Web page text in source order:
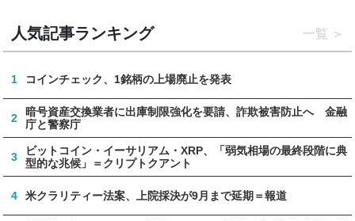
人気記事ランキング 一覧
1 コインチェック、1銘柄の上場廃止を発表
2
暗号資産交換業者に出庫制限強化を要請、詐欺被害防止へ 金融
庁と警察庁
3
ビットコイン・イーサリアム・XRP、「弱気相場の最終段階に典
型的な兆候」＝クリプトクアント
4 米クラリティー法案、上院採決が9月まで延期＝報道